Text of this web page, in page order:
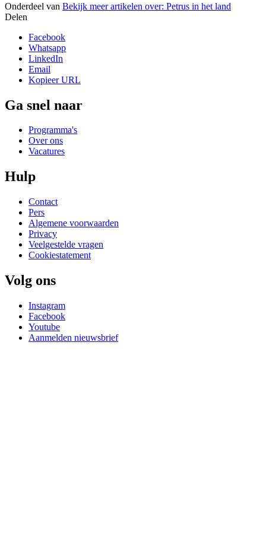
Onderdeel van Bekijk meer artikelen over: Petrus in het land
Delen
Facebook
Whatsapp
LinkedIn
Email
Kopieer URL
Ga snel naar
Programma's
Over ons
Vacatures
Hulp
Contact
Pers
Algemene voorwaarden
Privacy
Veelgestelde vragen
Cookiestatement
Volg ons
Instagram
Facebook
Youtube
Aanmelden nieuwsbrief